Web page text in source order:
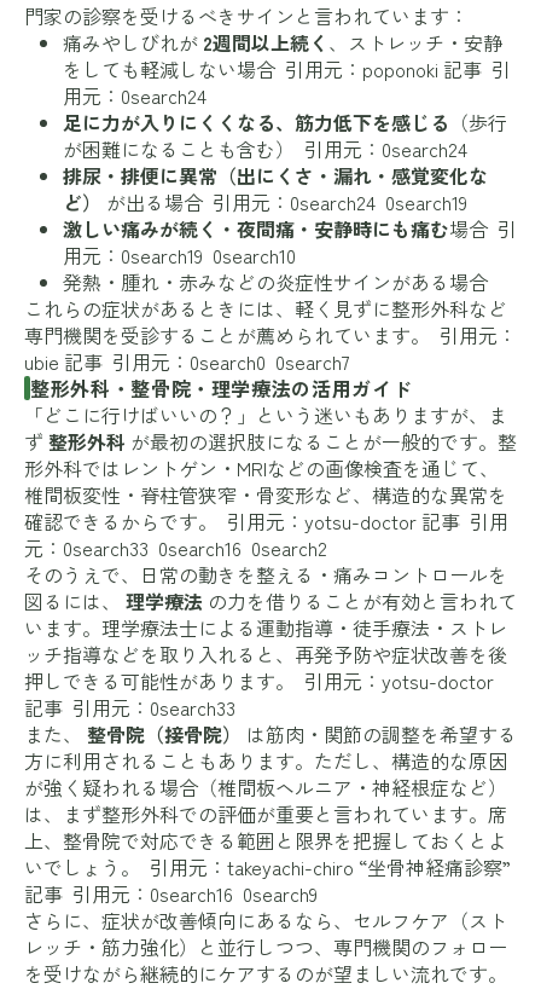
門家の診察を受けるべきサインと言われています：
痛みやしびれが 2週間以上続く 、ストレッチ・安静
をしても軽減しない場合 引用元：poponoki 記事 引
用元：0search24
足に力が入りにくくなる、筋力低下を感じる （歩行
が困難になることも含む） 引用元：0search24
排尿・排便に異常（出にくさ・漏れ・感覚変化な
ど）
が出る場合 引用元：0search24 0search19
激しい痛みが続く・夜間痛・安静時にも痛む場合 引
用元：0search19 0search10
発熱・腫れ・赤みなどの炎症性サインがある場合
これらの症状があるときには、軽く見ずに整形外科など
専門機関を受診することが薦められています。 引用元：
ubie 記事 引用元：0search0 0search7
整形外科・整骨院・理学療法の活用ガイド
「どこに行けばいいの？」という迷いもありますが、ま
ず 整形外科 が最初の選択肢になることが一般的です。整
形外科ではレントゲン・MRIなどの画像検査を通じて、
椎間板変性・脊柱管狭窄・骨変形など、構造的な異常を
確認できるからです。 引用元：yotsu-doctor 記事 引用
元：0search33 0search16 0search2
そのうえで、日常の動きを整える・痛みコントロールを
図るには、 理学療法 の力を借りることが有効と言われて
います。理学療法士による運動指導・徒手療法・ストレ
ッチ指導などを取り入れると、再発予防や症状改善を後
押しできる可能性があります。 引用元：yotsu-doctor
記事 引用元：0search33
また、 整骨院（接骨院）
は筋肉・関節の調整を希望する
方に利用されることもあります。ただし、構造的な原因
が強く疑われる場合（椎間板ヘルニア・神経根症など）
は、まず整形外科での評価が重要と言われています。席
上、整骨院で対応できる範囲と限界を把握しておくとよ
いでしょう。 引用元：takeyachi-chiro “坐骨神経痛診察”
記事 引用元：0search16 0search9
さらに、症状が改善傾向にあるなら、セルフケア（スト
レッチ・筋力強化）と並行しつつ、専門機関のフォロー
を受けながら継続的にケアするのが望ましい流れです。